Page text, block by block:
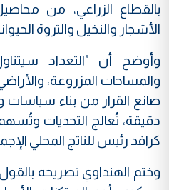
بالقطاع الزراعي، من
الأشجار والنخيل والثروة
وأوضح أن "التعداد سيتناول
والمساحات المزروعة،
صانع القرار من بناء
دقيقة، تُعالج التحديات
كرافد رئيس للناتج المحلي
وختم الهنداوي تصريحه بالقول